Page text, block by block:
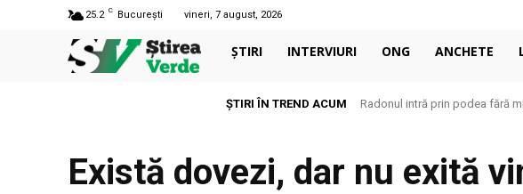
25.2 C București vineri, 7 august, 2026
ȘTIRI INTERVIURI ONG ANCHETE
ȘTIRI ÎN TREND ACUM Radonul intră prin podea fără
Există dovezi, dar nu exită